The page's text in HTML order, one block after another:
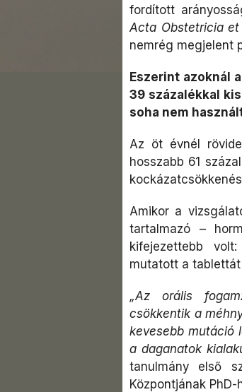
fordított
Acta Obstetricia
nemrég megjelent
Eszerint azoknál
39 százalékkal
soha nem
Az öt évnél
hosszabb 61
Amikor a
tartalmazó –
kifejezettebb
mutatott a
„Az orális
csökkentik a
kevesebb mutáció
a daganatok
tanulmány első
Központjának PhD-